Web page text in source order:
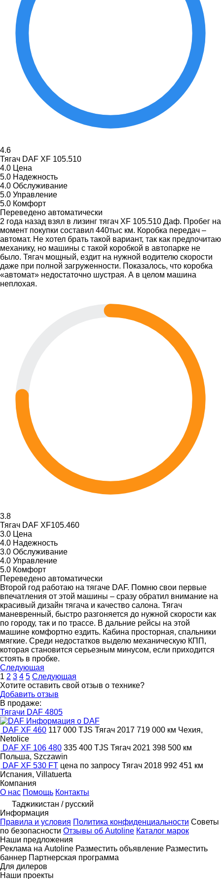
4.6
Тягач DAF XF 105.510
4.0 Цена
5.0 Надежность
4.0 Обслуживание
5.0 Управление
5.0 Комфорт
Переведено автоматически
2 года назад взял в лизинг тягач XF 105.510 Даф. Пробег на
момент покупки составил 440тыс км. Коробка передач –
автомат. Не хотел брать такой вариант, так как предпочитаю
механику, но машины с такой коробкой в автопарке не
было. Тягач мощный, ездит на нужной водителю скорости
даже при полной загруженности. Показалось, что коробка
«автомат» недостаточно шустрая. А в целом машина
неплохая.
3.8
Тягач DAF XF105.460
3.0 Цена
4.0 Надежность
3.0 Обслуживание
4.0 Управление
5.0 Комфорт
Переведено автоматически
Второй год работаю на тягаче DAF. Помню свои первые
впечатления от этой машины – сразу обратил внимание на
красивый дизайн тягача и качество салона. Тягач
маневренный, быстро разгоняется до нужной скорости как
по городу, так и по трассе. В дальние рейсы на этой
машине комфортно ездить. Кабина просторная, спальники
мягкие. Среди недостатков выделю механическую КПП,
которая становится серьезным минусом, если приходится
стоять в пробке.
Следующая
1 2 3 4 5 Следующая
Хотите оставить свой отзыв о технике?
Добавить отзыв
В продаже:
Тягачи DAF 4805
Информация о DAF
DAF XF 460 117 000 TJS Тягач 2017 719 000 км Чехия,
Netolice
DAF XF 106 480 335 400 TJS Тягач 2021 398 500 км
Польша, Szczawin
DAF XF 530 FT цена по запросу Тягач 2018 992 451 км
Испания, Villatuerta
Компания
О нас Помощь Контакты
Таджикистан / русский
Информация
Правила и условия Политика конфиденциальности Советы
по безопасности Отзывы об Autoline Каталог марок
Наши предложения
Реклама на Autoline Разместить объявление Разместить
баннер Партнерская программа
Для дилеров
Наши проекты